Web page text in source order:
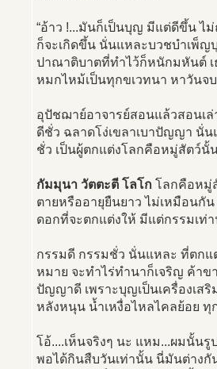
“อ้าว !...มันก็เป็นบุญ มีแต่ดีขึ้น ไ
ก็จะเกิดขึ้น นั่นแหละบวชบำเพ็
ปาณาติบาตที่ทำไว้ก็หนักมหันต์ เ
หมกไหม้เป็นทุกขเวทนา หาวันจ
อุปัชฌาย์อาจารย์สอนแล้วสอนเ
ดีชั่ว ฉลาดโง่เขลาเบาปัญญา นั่น
ชั่ว เป็นผู้ตกแต่งโลกคือหมู่สัตว์นั้
กัมมุนา วัตตะตี โลโก โลกคือหมู่
ตายหรืออายุยืนยาว ไม่เหมือนกั
ดอกที่จะตกแต่งให้ มีแต่กรรมเท่
กรรมดี กรรมชั่ว นั่นแหละ ที่ตกแ
หมาย จะทำไร่ทำนาก็เจริญ ค้าข
ปัญญาดี เพราะบุญเป็นเครื่องเส
หลังหนุน น้ำเหงื่อไหลไคลย้อย
โอ้....เห็นจริงๆ นะ แหม...ผมนั้นรู
พอได้กินสืบวันเท่านั้น นี่มันต่างกั